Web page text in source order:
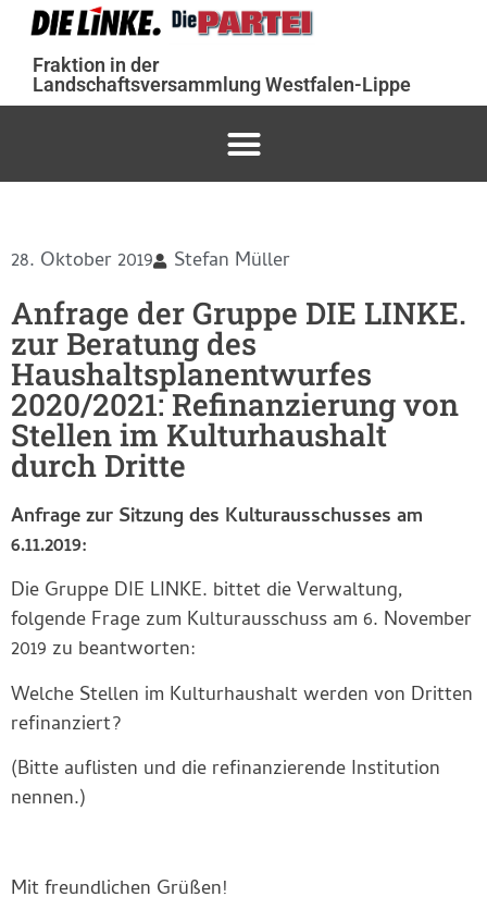
Fraktion in der
Landschaftsversammlung Westfalen-Lippe
28. Oktober 2019 Stefan Müller
Anfrage der Gruppe DIE LINKE.
zur Beratung des
Haushaltsplanentwurfes
2020/2021: Refinanzierung von
Stellen im Kulturhaushalt
durch Dritte
Anfrage zur Sitzung des Kulturausschusses am
6.11.2019:
Die Gruppe DIE LINKE. bittet die Verwaltung,
folgende Frage zum Kulturausschuss am 6. November
2019 zu beantworten:
Welche Stellen im Kulturhaushalt werden von Dritten
refinanziert?
(Bitte auflisten und die refinanzierende Institution
nennen.)
Mit freundlichen Grüßen!